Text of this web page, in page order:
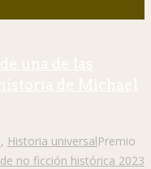
una de las
de Michael
, Historia universalPremio
no ficción histórica 2023